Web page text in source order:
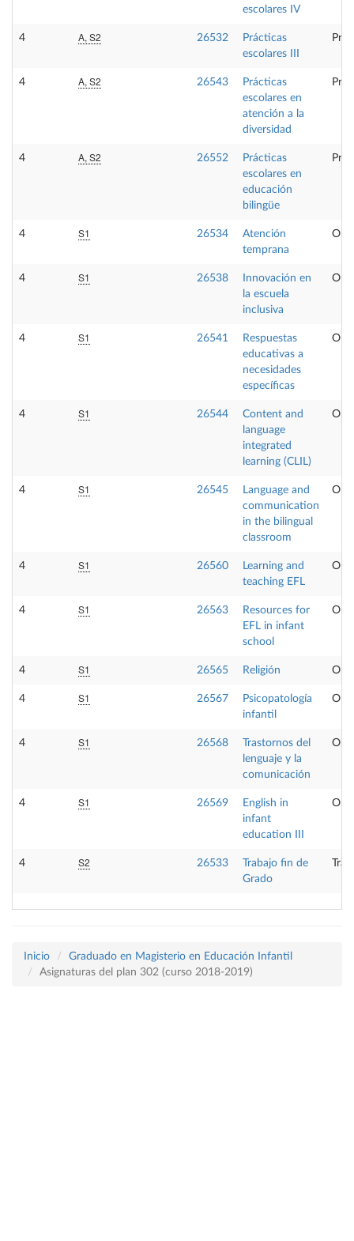
escolares IV
4 A, S2 26532
Prácticas
escolares III
4 A, S2 26543
Prácticas
escolares en
atención a la
diversidad
4 A, S2 26552
Prácticas
escolares en
educación
bilingüe
4 S1 26534
Atención
temprana
4 S1 26538
Innovación en
la escuela
inclusiva
4 S1 26541
Respuestas
educativas a
necesidades
específicas
4 S1 26544
Content and
language
integrated
learning (CLIL)
4 S1 26545
Language and
communication
in the bilingual
classroom
4 S1 26560
Learning and
teaching EFL
4 S1 26563
Resources for
EFL in infant
school
4 S1 26565 Religión
4 S1 26567
Psicopatología
infantil
4 S1 26568
Trastornos del
lenguaje y la
comunicación
4 S1 26569
English in
infant
education III
4 S2 26533
Trabajo fin de
Grado
Inicio
Graduado en Magisterio en Educación Infantil
Asignaturas del plan 302 (curso 2018-2019)